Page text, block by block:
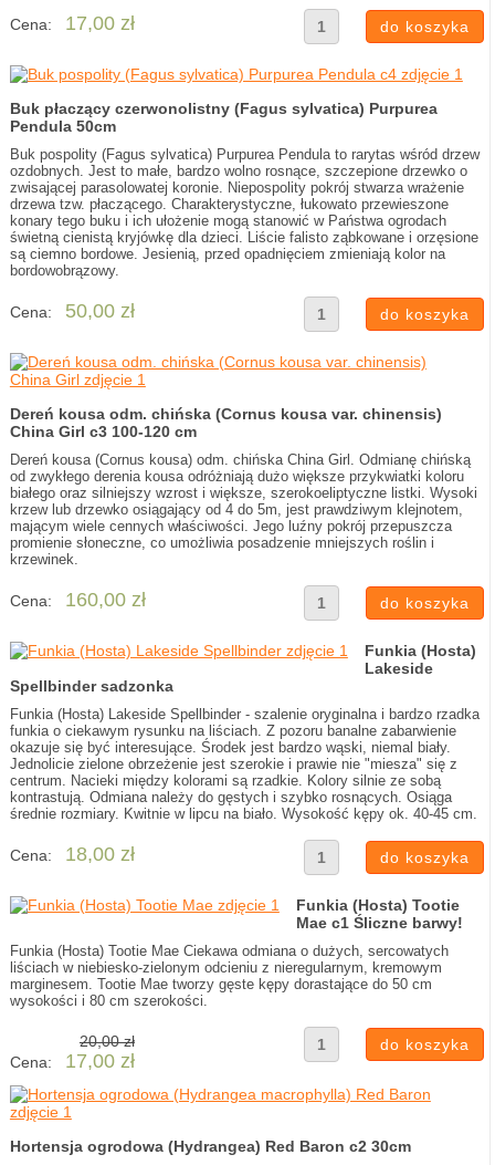
Cena: 17,00 zł
Buk płaczący czerwonolistny (Fagus sylvatica) Purpurea
Pendula 50cm
Buk pospolity (Fagus sylvatica) Purpurea Pendula to rarytas wśród drzew
ozdobnych. Jest to małe, bardzo wolno rosnące, szczepione drzewko o
zwisającej parasolowatej koronie. Niepospolity pokrój stwarza wrażenie
drzewa tzw. płaczącego. Charakterystyczne, łukowato przewieszone
konary tego buku i ich ułożenie mogą stanowić w Państwa ogrodach
świetną cienistą kryjówkę dla dzieci. Liście falisto ząbkowane i orzęsione
są ciemno bordowe. Jesienią, przed opadnięciem zmieniają kolor na
bordowobrązowy.
Cena: 50,00 zł
Dereń kousa odm. chińska (Cornus kousa var. chinensis)
China Girl c3 100-120 cm
Dereń kousa (Cornus kousa) odm. chińska China Girl. Odmianę chińską
od zwykłego derenia kousa odróżniają dużo większe przykwiatki koloru
białego oraz silniejszy wzrost i większe, szerokoeliptyczne listki. Wysoki
krzew lub drzewko osiągający od 4 do 5m, jest prawdziwym klejnotem,
mającym wiele cennych właściwości. Jego luźny pokrój przepuszcza
promienie słoneczne, co umożliwia posadzenie mniejszych roślin i
krzewinek.
Cena: 160,00 zł
Funkia (Hosta)
Lakeside
Spellbinder sadzonka
Funkia (Hosta) Lakeside Spellbinder - szalenie oryginalna i bardzo rzadka
funkia o ciekawym rysunku na liściach. Z pozoru banalne zabarwienie
okazuje się być interesujące. Środek jest bardzo wąski, niemal biały.
Jednolicie zielone obrzeżenie jest szerokie i prawie nie "miesza" się z
centrum. Nacieki między kolorami są rzadkie. Kolory silnie ze sobą
kontrastują. Odmiana należy do gęstych i szybko rosnących. Osiąga
średnie rozmiary. Kwitnie w lipcu na biało. Wysokość kępy ok. 40-45 cm.
Cena: 18,00 zł
Funkia (Hosta) Tootie
Mae c1 Śliczne barwy!
Funkia (Hosta) Tootie Mae Ciekawa odmiana o dużych, sercowatych
liściach w niebiesko-zielonym odcieniu z nieregularnym, kremowym
marginesem. Tootie Mae tworzy gęste kępy dorastające do 50 cm
wysokości i 80 cm szerokości.
20,00 zł
Cena:
17,00 zł
Hortensja ogrodowa (Hydrangea) Red Baron c2 30cm